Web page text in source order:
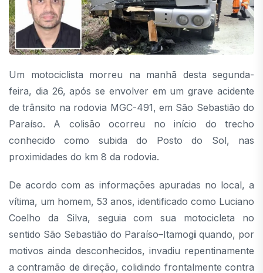
Um motociclista morreu na manhã desta segunda-
feira, dia 26, após se envolver em um grave acidente
de trânsito na rodovia MGC-491, em São Sebastião do
Paraíso. A colisão ocorreu no início do trecho
conhecido como subida do Posto do Sol, nas
proximidades do km 8 da rodovia.
De acordo com as informações apuradas no local, a
vítima, um homem, 53 anos, identificado como Luciano
Coelho da Silva, seguia com sua motocicleta no
sentido São Sebastião do Paraíso–Itamogi quando, por
motivos ainda desconhecidos, invadiu repentinamente
a contramão de direção, colidindo frontalmente contra